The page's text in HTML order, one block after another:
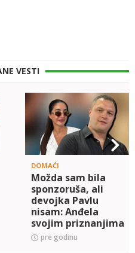
VESTI
DOMAĆI
Možda sam bila
sponzoruša, ali
devojka Pavlu
nisam: Anđela
svojim priznanjima
upada u sve veći
kanal, Gastoz je
pre godinu